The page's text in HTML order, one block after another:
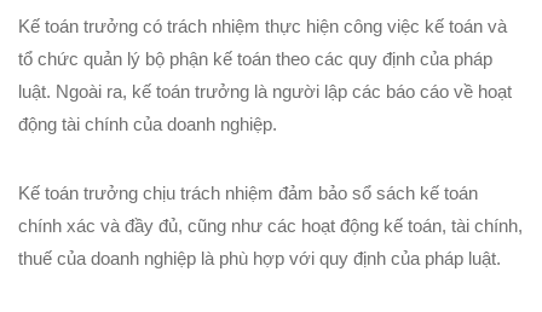
Kế toán trưởng có trách nhiệm thực hiện công việc kế toán và
tổ chức quản lý bộ phận kế toán theo các quy định của pháp
luật. Ngoài ra, kế toán trưởng là người lập các báo cáo về hoạt
động tài chính của doanh nghiệp.
Kế toán trưởng chịu trách nhiệm đảm bảo sổ sách kế toán
chính xác và đầy đủ, cũng như các hoạt động kế toán, tài chính,
thuế của doanh nghiệp là phù hợp với quy định của pháp luật.